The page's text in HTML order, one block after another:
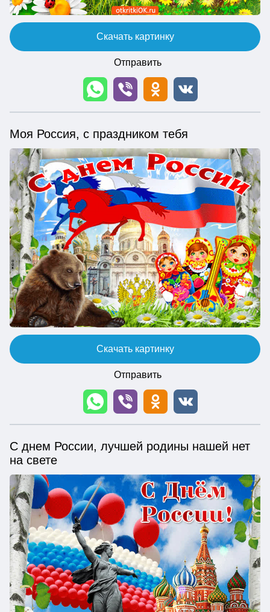
Скачать картинку
Отправить
Моя Россия, с праздником тебя
Скачать картинку
Отправить
С днем России, лучшей родины нашей нет
на свете